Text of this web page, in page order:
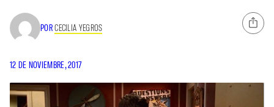
PORCECILIA YEGROS
12 DE NOVIEMBRE, 2017